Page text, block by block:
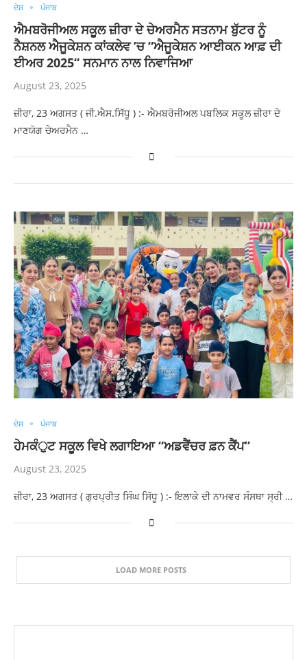
ਦੇਸ਼ ਪੰਜਾਬ
ਐਮਬਰੋਜੀਅਲ ਸਕੂਲ ਜ਼ੀਰਾ ਦੇ ਚੇਅਰਮੈਨ ਸਤਨਾਮ ਬੁੱਟਰ ਨੂੰ
ਨੈਸ਼ਨਲ ਐਜੂਕੇਸ਼ਨ ਕਾਂਕਲੇਵ ’ਚ “ਐਜੂਕੇਸ਼ਨ ਆਈਕਨ ਆਫ਼ ਦੀ
ਈਅਰ 2025“ ਸਨਮਾਨ ਨਾਲ ਨਿਵਾਜਿਆ
August 23, 2025
ਜ਼ੀਰਾ, 23 ਅਗਸਤ ( ਜੀ.ਐਸ.ਸਿੱਧੂ ) :- ਐਮਬਰੋਜੀਅਲ ਪਬਲਿਕ ਸਕੂਲ ਜ਼ੀਰਾ ਦੇ
ਮਾਣਯੋਗ ਚੇਅਰਮੈਨ …
ਦੇਸ਼ ਪੰਜਾਬ
ਹੇਮਕੰੁਟ ਸਕੂਲ ਵਿਖੇ ਲਗਾਇਆ “ਅਡਵੈਂਚਰ ਫ਼ਨ ਕੈਂਪ”
August 23, 2025
ਜ਼ੀਰਾ, 23 ਅਗਸਤ ( ਗੁਰਪ੍ਰੀਤ ਸਿੰਘ ਸਿੱਧੂ ) :- ਇਲਾਕੇ ਦੀ ਨਾਮਵਰ ਸੰਸਥਾ ਸ੍ਰੀ …
LOAD MORE POSTS